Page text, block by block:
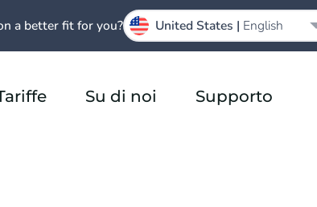
Su di noi Supporto
a better fit for you? United States | English